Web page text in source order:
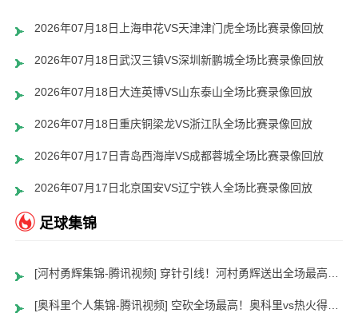
2026年07月18日上海申花VS天津津门虎全场比赛录像回放
2026年07月18日武汉三镇VS深圳新鹏城全场比赛录像回放
2026年07月18日大连英博VS山东泰山全场比赛录像回放
2026年07月18日重庆铜梁龙VS浙江队全场比赛录像回放
2026年07月17日青岛西海岸VS成都蓉城全场比赛录像回放
2026年07月17日北京国安VS辽宁铁人全场比赛录像回放
足球集锦
[河村勇辉集锦-腾讯视频] 穿针引线！河村勇辉送出全场最高12助攻 8中2拿到5分5板
[奥科里个人集锦-腾讯视频] 空砍全场最高！奥科里vs热火得27分4板